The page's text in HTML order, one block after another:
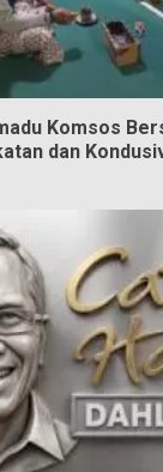
Komsos
dan